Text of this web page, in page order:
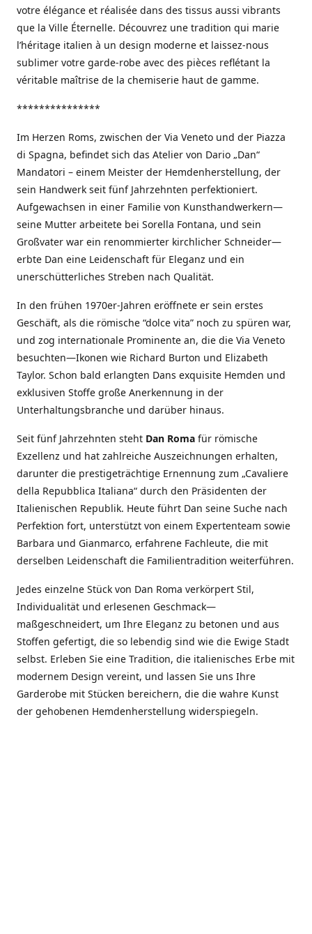
votre élégance et réalisée dans des tissus aussi vibrants
que la Ville Éternelle. Découvrez une tradition qui marie
l’héritage italien à un design moderne et laissez-nous
sublimer votre garde-robe avec des pièces reflétant la
véritable maîtrise de la chemiserie haut de gamme.
***************
Im Herzen Roms, zwischen der Via Veneto und der Piazza
di Spagna, befindet sich das Atelier von Dario „Dan“
Mandatori – einem Meister der Hemdenherstellung, der
sein Handwerk seit fünf Jahrzehnten perfektioniert.
Aufgewachsen in einer Familie von Kunsthandwerkern—
seine Mutter arbeitete bei Sorella Fontana, und sein
Großvater war ein renommierter kirchlicher Schneider—
erbte Dan eine Leidenschaft für Eleganz und ein
unerschütterliches Streben nach Qualität.
In den frühen 1970er-Jahren eröffnete er sein erstes
Geschäft, als die römische “dolce vita” noch zu spüren war,
und zog internationale Prominente an, die die Via Veneto
besuchten—Ikonen wie Richard Burton und Elizabeth
Taylor. Schon bald erlangten Dans exquisite Hemden und
exklusiven Stoffe große Anerkennung in der
Unterhaltungsbranche und darüber hinaus.
Seit fünf Jahrzehnten steht Dan Roma für römische
Exzellenz und hat zahlreiche Auszeichnungen erhalten,
darunter die prestigeträchtige Ernennung zum „Cavaliere
della Repubblica Italiana“ durch den Präsidenten der
Italienischen Republik. Heute führt Dan seine Suche nach
Perfektion fort, unterstützt von einem Expertenteam sowie
Barbara und Gianmarco, erfahrene Fachleute, die mit
derselben Leidenschaft die Familientradition weiterführen.
Jedes einzelne Stück von Dan Roma verkörpert Stil,
Individualität und erlesenen Geschmack—
maßgeschneidert, um Ihre Eleganz zu betonen und aus
Stoffen gefertigt, die so lebendig sind wie die Ewige Stadt
selbst. Erleben Sie eine Tradition, die italienisches Erbe mit
modernem Design vereint, und lassen Sie uns Ihre
Garderobe mit Stücken bereichern, die die wahre Kunst
der gehobenen Hemdenherstellung widerspiegeln.